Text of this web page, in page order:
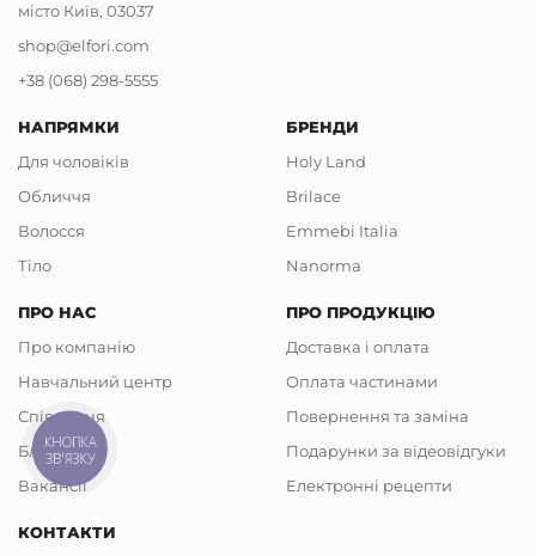
місто Київ, 03037
shop@elfori.com
+38 (068) 298-5555
НАПРЯМКИ
Для чоловіків
Обличчя
Волосся
Тіло
БРЕНДИ
Holy Land
Brilace
Emmebi Italia
Nanorma
ПРО НАС
Про компанію
Навчальний центр
Співпраця
Блог
Вакансії
ПРО ПРОДУКЦІЮ
Доставка і оплата
Оплата частинами
Повернення та заміна
Подарунки за відеовідгуки
Електронні рецепти
КОНТАКТИ
КНОПКА
ЗВ'ЯЗКУ